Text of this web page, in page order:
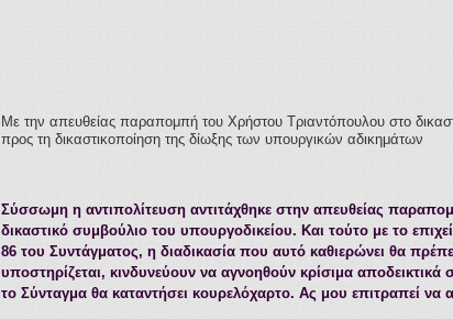
Με την απευθείας παραπομπή του Χρήστου Τριαντόπουλου στο
προς τη δικαστικοποίηση της δίωξης των υπουργικών αδικημάτων
Σύσσωμη η αντιπολίτευση αντιτάχθηκε στην απευθείας
δικαστικό συμβούλιο του υπουργοδικείου. Και τούτο με το
86 του Συντάγματος, η διαδικασία που αυτό καθιερώνει θα
υποστηρίζεται, κινδυνεύουν να αγνοηθούν κρίσιμα αποδεικτικά
το Σύνταγμα θα καταντήσει κουρελόχαρτο. Ας μου επιτραπεί να